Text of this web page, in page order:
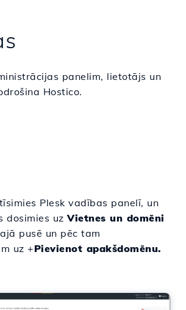
panelim, lietotājs un
Hostico.
Plesk vadības panelī, un
dosimies uzVietnes un domēni
pusē un pēc tam
uz +Pievienot apakšdomēnu.